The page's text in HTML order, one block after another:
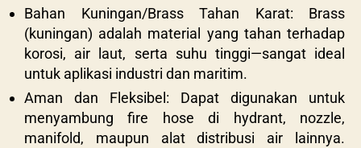
Bahan Kuningan/Brass Tahan Karat: Brass
(kuningan) adalah material yang tahan terhadap
korosi, air laut, serta suhu tinggi—sangat ideal
untuk aplikasi industri dan maritim.
Aman dan Fleksibel: Dapat digunakan untuk
menyambung fire hose di hydrant, nozzle,
manifold, maupun alat distribusi air lainnya.